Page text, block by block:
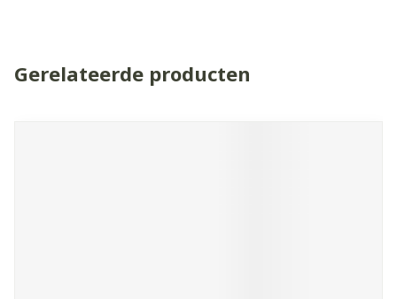
Gerelateerde producten